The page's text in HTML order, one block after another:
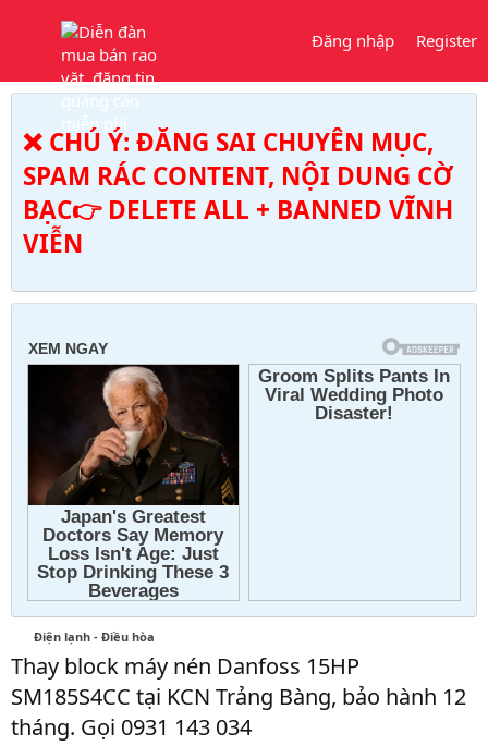
Đăng nhập Register
❌ CHÚ Ý: ĐĂNG SAI CHUYÊN MỤC,
SPAM RÁC CONTENT, NỘI DUNG CỜ
BẠC👉 DELETE ALL + BANNED VĨNH
VIỄN
Điện lạnh - Điều hòa
Thay block máy nén Danfoss 15HP
SM185S4CC tại KCN Trảng Bàng, bảo hành 12
tháng. Gọi 0931 143 034